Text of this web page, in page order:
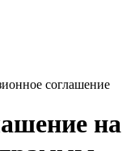
соглашение
на